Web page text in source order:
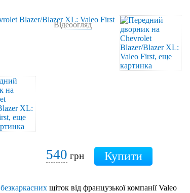
Відеоогляд
540 грн
безкаркасних щіток від французької компанії Valeo